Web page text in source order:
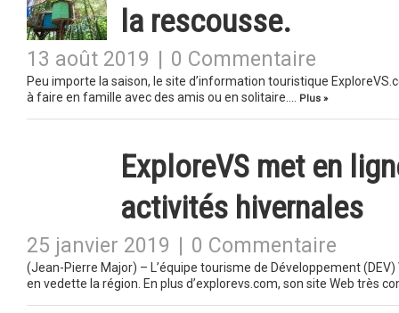
la rescousse.
13 août 2019 0 Commentaire
Peu importe la saison, le site d’information touristique
à faire en famille avec des amis ou en solitaire….
Plus »
ExploreVS met en
activités hivernales
25 janvier 2019 0 Commentaire
(Jean-Pierre Major) – L’équipe tourisme de Développement
en vedette la région. En plus d’explorevs.com, son site Web très